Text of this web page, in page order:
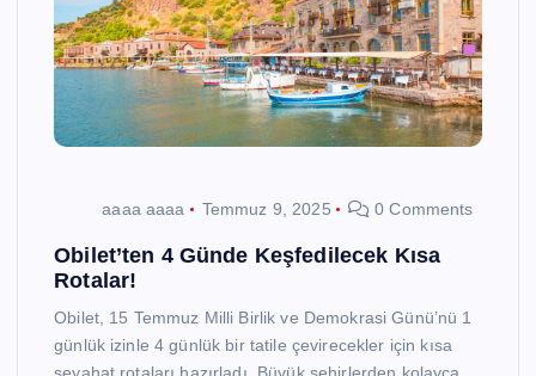
aaaa aaaa Temmuz 9, 2025 0 Comments
Obilet’ten 4 Günde Keşfedilecek Kısa
Rotalar!
Obilet, 15 Temmuz Milli Birlik ve Demokrasi Günü’nü 1
günlük izinle 4 günlük bir tatile çevirecekler için kısa